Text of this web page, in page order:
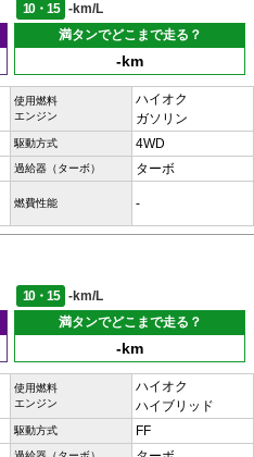
10・15
-km/L
満タンでどこまで走る？
-km
使用燃料
エンジン
ハイオク
ガソリン
駆動方式 4WD
過給器（ターボ） ターボ
燃費性能 -
10・15
-km/L
満タンでどこまで走る？
-km
使用燃料
エンジン
ハイオク
ハイブリッド
駆動方式 FF